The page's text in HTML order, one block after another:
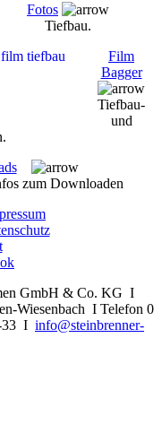
Fotos
Tiefbau.
Film
Bagger
Tiefbau-
und
zum Downloaden
GmbH & Co. KG I
Wiesenbach I Telefon 0
33 I info@steinbrenner-